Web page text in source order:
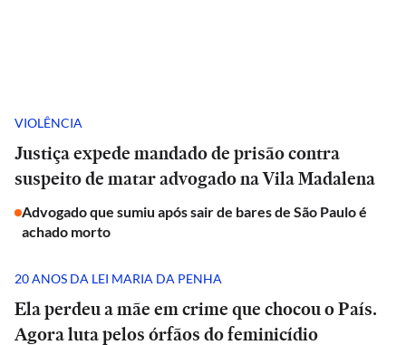
VIOLÊNCIA
Justiça expede mandado de prisão contra
suspeito de matar advogado na Vila Madalena
Advogado que sumiu após sair de bares de São Paulo é
achado morto
20 ANOS DA LEI MARIA DA PENHA
Ela perdeu a mãe em crime que chocou o País.
Agora luta pelos órfãos do feminicídio